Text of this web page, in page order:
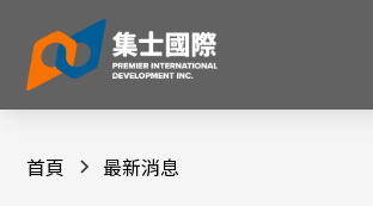
首頁 最新消息